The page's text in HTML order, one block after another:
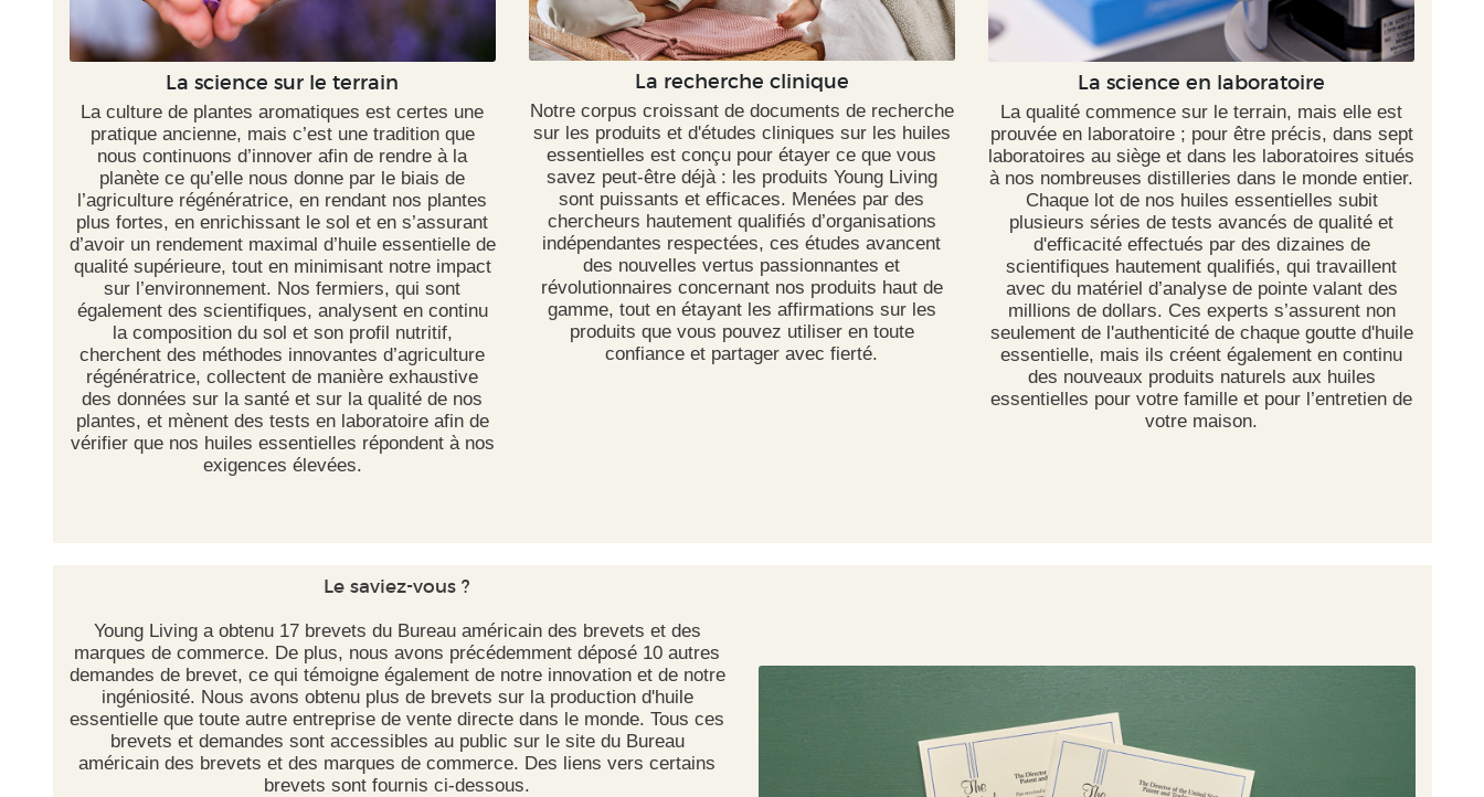
La science sur le terrain
La culture de plantes aromatiques est certes une
pratique ancienne, mais c’est une tradition que
nous continuons d’innover afin de rendre à la
planète ce qu’elle nous donne par le biais de
l’agriculture régénératrice, en rendant nos plantes
plus fortes, en enrichissant le sol et en s’assurant
d’avoir un rendement maximal d’huile essentielle de
qualité supérieure, tout en minimisant notre impact
sur l’environnement. Nos fermiers, qui sont
également des scientifiques, analysent en continu
la composition du sol et son profil nutritif,
cherchent des méthodes innovantes d’agriculture
régénératrice, collectent de manière exhaustive
des données sur la santé et sur la qualité de nos
plantes, et mènent des tests en laboratoire afin de
vérifier que nos huiles essentielles répondent à nos
exigences élevées.
La recherche clinique
Notre corpus croissant de documents de recherche
sur les produits et d'études cliniques sur les huiles
essentielles est conçu pour étayer ce que vous
savez peut-être déjà : les produits Young Living
sont puissants et efficaces. Menées par des
chercheurs hautement qualifiés d’organisations
indépendantes respectées, ces études avancent
des nouvelles vertus passionnantes et
révolutionnaires concernant nos produits haut de
gamme, tout en étayant les affirmations sur les
produits que vous pouvez utiliser en toute
confiance et partager avec fierté.
La science en laboratoire
La qualité commence sur le terrain, mais elle est
prouvée en laboratoire ; pour être précis, dans sept
laboratoires au siège et dans les laboratoires situés
à nos nombreuses distilleries dans le monde entier.
Chaque lot de nos huiles essentielles subit
plusieurs séries de tests avancés de qualité et
d'efficacité effectués par des dizaines de
scientifiques hautement qualifiés, qui travaillent
avec du matériel d’analyse de pointe valant des
millions de dollars. Ces experts s’assurent non
seulement de l'authenticité de chaque goutte d'huile
essentielle, mais ils créent également en continu
des nouveaux produits naturels aux huiles
essentielles pour votre famille et pour l’entretien de
votre maison.
Le saviez-vous ?
Young Living a obtenu 17 brevets du Bureau américain des brevets et des
marques de commerce. De plus, nous avons précédemment déposé 10 autres
demandes de brevet, ce qui témoigne également de notre innovation et de notre
ingéniosité. Nous avons obtenu plus de brevets sur la production d'huile
essentielle que toute autre entreprise de vente directe dans le monde. Tous ces
brevets et demandes sont accessibles au public sur le site du Bureau
américain des brevets et des marques de commerce. Des liens vers certains
brevets sont fournis ci-dessous.